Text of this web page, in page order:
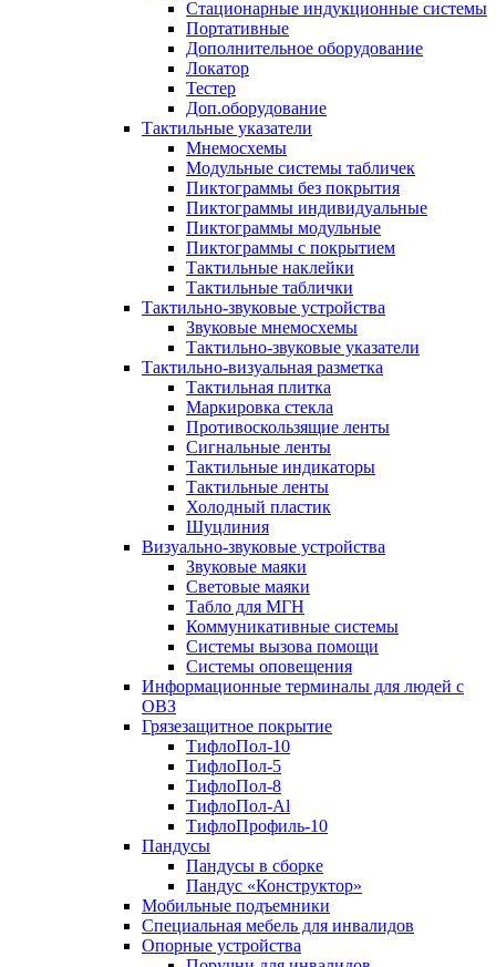
Стационарные индукционные системы
Портативные
Дополнительное оборудование
Локатор
Тестер
Доп.оборудование
Тактильные указатели
Мнемосхемы
Модульные системы табличек
Пиктограммы без покрытия
Пиктограммы индивидуальные
Пиктограммы модульные
Пиктограммы с покрытием
Тактильные наклейки
Тактильные таблички
Тактильно-звуковые устройства
Звуковые мнемосхемы
Тактильно-звуковые указатели
Тактильно-визуальная разметка
Тактильная плитка
Маркировка стекла
Противоскользящие ленты
Сигнальные ленты
Тактильные индикаторы
Тактильные ленты
Холодный пластик
Шуцлиния
Визуально-звуковые устройства
Звуковые маяки
Световые маяки
Табло для МГН
Коммуникативные системы
Системы вызова помощи
Системы оповещения
Информационные терминалы для людей с
ОВЗ
Грязезащитное покрытие
ТифлоПол-10
ТифлоПол-5
ТифлоПол-8
ТифлоПол-Al
ТифлоПрофиль-10
Пандусы
Пандусы в сборке
Пандус «Конструктор»
Мобильные подъемники
Специальная мебель для инвалидов
Опорные устройства